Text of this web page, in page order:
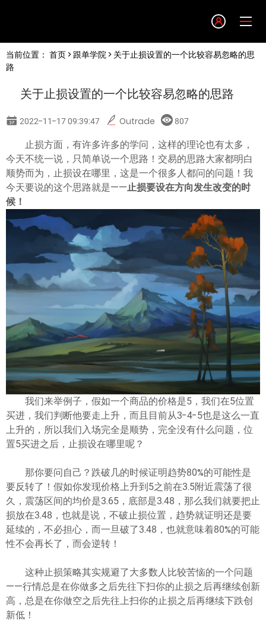
English
简体中文
한글
Tiếng việt
当前位置： 首页> 跟单学院> 关于止损设置的一个比较容易忽略的思
路
关于止损设置的一个比较容易忽略的思路
2022-11-17 09:39:47 Outrade 807
止损方面，有许多许多的学问，这样的理论也有太多，
今天不统一说，只简单说一个思路！交易的思路大家都明白
顺势而为，止损设在哪里，这是一个很多人都问的问题！我
今天要说的这个思路就是——止损要设在方向发生改变的时
候！
我们来举例子，假如一个商品的价格是5，我们在5位置
买进，我们判断他要走上升，而且目前从3-4-5也是这么一直
上升的，所以我们入场完全是顺势，完全没有什么问题，位
置5买进之后，止损设在哪里呢？
那你要问自己？跌破几的时候证明趋势80%的可能性是
要反转了！假如你发现价格上升到5之前在3.5附近震荡了很
久，震荡区间的均价是3.65，底部是3.48，那么我们就要把止
损放在3.48，也就是说，不破止损位置，趋势就证明还是要
延续的，不必担心，而一旦破了3.48，也就意味着80%的可能
性不会再长了，而会逆转！
这种止损策略其实规避了大多数人比较苦恼的一个问题
——行情总是在你做多之后先往下扫你的止损之后再继续创新
高，总是在你做空之后先往上扫你的止损之后再继续下跌创
新低！